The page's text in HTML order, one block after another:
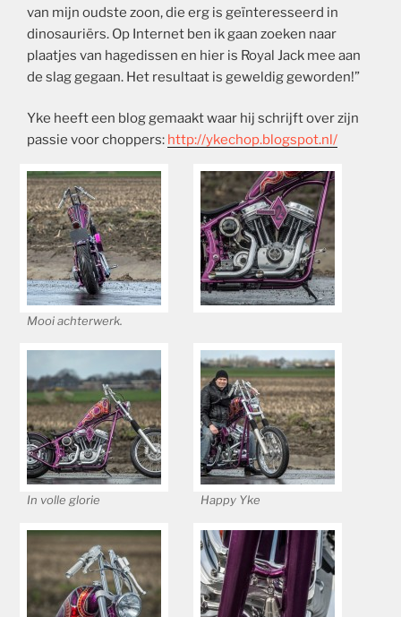
van mijn oudste zoon, die erg is geïnteresseerd in
dinosauriërs. Op Internet ben ik gaan zoeken naar
plaatjes van hagedissen en hier is Royal Jack mee aan
de slag gegaan. Het resultaat is geweldig geworden!”
Yke heeft een blog gemaakt waar hij schrijft over zijn
passie voor choppers: http://ykechop.blogspot.nl/
Mooi achterwerk.
In volle glorie Happy Yke